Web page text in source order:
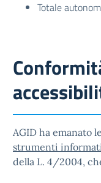
Totale
AGID ha emanato le
strumenti
della L. 4/2004,